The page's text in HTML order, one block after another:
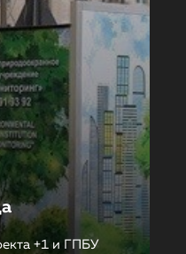
+1 и ГПБУ